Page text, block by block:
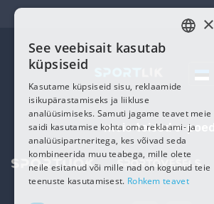
meie teised e-poed
RUSSIAN
×
See veebisait kasutab
küpsiseid
Kasutame küpsiseid sisu, reklaamide
isikupärastamiseks ja liikluse
analüüsimiseks. Samuti jagame teavet meie
saidi kasutamise kohta oma reklaami- ja
analüüsipartneritega, kes võivad seda
kombineerida muu teabega, mille olete
neile esitanud või mille nad on kogunud teie
teenuste kasutamisest. Rohkem teavet